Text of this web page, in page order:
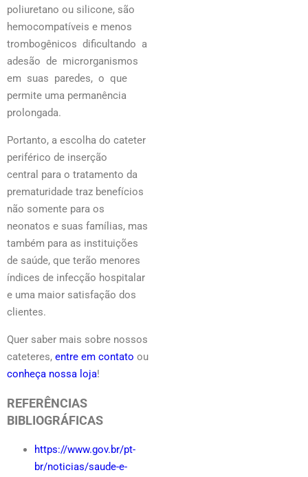
poliuretano ou silicone, são
hemocompatíveis e menos
trombogênicos dificultando a
adesão de microrganismos
em suas paredes, o que
permite uma permanência
prolongada.
Portanto, a escolha do cateter
periférico de inserção
central para o tratamento da
prematuridade traz benefícios
não somente para os
neonatos e suas famílias, mas
também para as instituições
de saúde, que terão menores
índices de infecção hospitalar
e uma maior satisfação dos
clientes.
Quer saber mais sobre nossos
cateteres, entre em contato ou
conheça nossa loja!
REFERÊNCIAS
BIBLIOGRÁFICAS
https://www.gov.br/pt-
br/noticias/saude-e-